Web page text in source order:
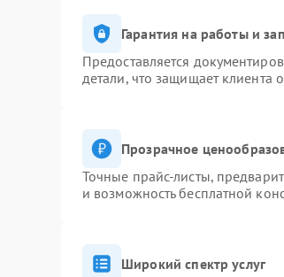
Гарантия на работы и
Предоставляется
детали, что защищает клиента
Прозрачное
Точные прайс-листы,
и возможность бесплатной
Широкий спектр услуг